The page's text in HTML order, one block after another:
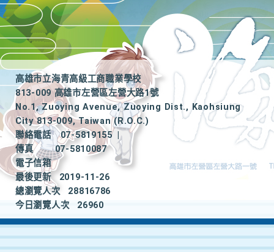
高雄市立海青高級工商職業學校
813-009 高雄市左營區左營大路1號
No.1, Zuoying Avenue, Zuoying Dist., Kaohsiung
City 813-009, Taiwan (R.O.C.)
聯絡電話
07-5819155
|
傳真
07-5810087
電子信箱
最後更新
2019-11-26
總瀏覽人次
28816786
今日瀏覽人次
26960